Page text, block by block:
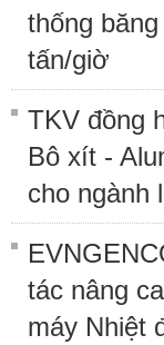
thống
tấn/giờ
TKV đồng
Bô xít -
cho ngành
tác nâng
máy Nhiệt